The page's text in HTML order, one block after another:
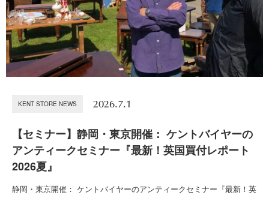
KENT STORE NEWS 2026.7.1
【セミナー】静岡・東京開催： ケントバイヤーの
アンティークセミナー『最新！英国買付レポート
2026夏』
静岡・東京開催： ケントバイヤーのアンティークセミナー『最新！英